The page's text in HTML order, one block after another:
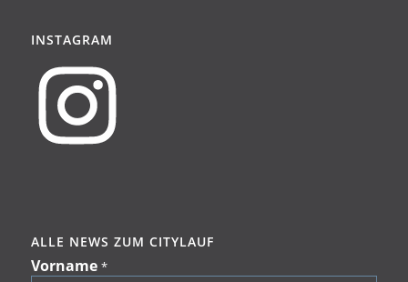
INSTAGRAM
ALLE NEWS ZUM CITYLAUF
Vorname *